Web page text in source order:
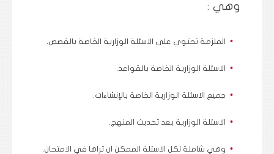
وهي :
الملزمة تحتوي على الاسئلة الوزارية الخاصة بالقصص.
الاسئلة الوزارية الخاصة بالقواعد.
جميع الاسئلة الوزارية الخاصة بالإنشاءات.
الاسئلة الوزارية بعد تحديث المنهج.
وهي شاملة لكل الاسئلة الممكن ان تراها في الامتحان.